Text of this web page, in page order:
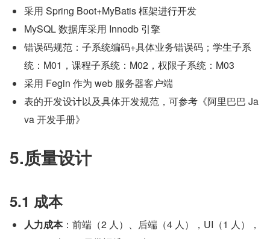
采用 Spring Boot+MyBatis 框架进行开发
MySQL 数据库采用 Innodb 引擎
错误码规范：子系统编码+具体业务错误码；学生子系
统：M01，课程子系统：M02，权限子系统：M03
采用 Fegin 作为 web 服务器客户端
表的开发设计以及具体开发规范，可参考《阿里巴巴 Ja
va 开发手册》
5.质量设计
5.1 成本
人力成本：前端（2 人）、后端（4 人），UI（1 人），